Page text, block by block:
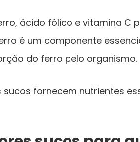
ácido fólico e vitamina C
é um componente
do ferro pelo organismo.
sucos fornecem nutrientes